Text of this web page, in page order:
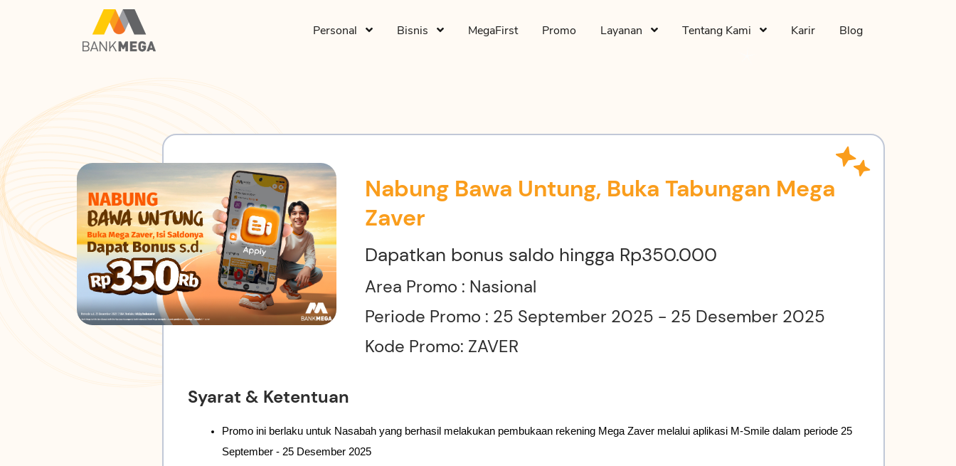
Personal Bisnis MegaFirst Promo Layanan Tentang Kami Karir Blog
Nabung Bawa Untung, Buka Tabungan Mega
Zaver
Dapatkan bonus saldo hingga Rp350.000
Area Promo : Nasional
Periode Promo : 25 September 2025 - 25 Desember 2025
Kode Promo: ZAVER
Syarat & Ketentuan
Promo ini berlaku untuk Nasabah yang berhasil melakukan pembukaan rekening Mega Zaver melalui aplikasi M-Smile dalam periode 25
September - 25 Desember 2025